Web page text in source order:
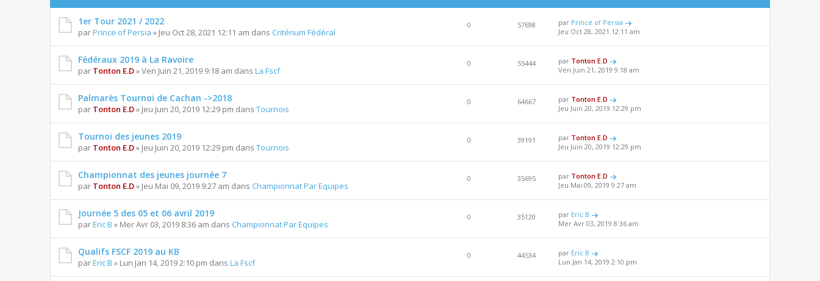
1er Tour 2021 / 2022
parPrince of Persia » Jeu Oct 28, 2021 12:11 am dans Critérium Fédéral
0 57698 par Prince of Persia
Jeu Oct 28, 2021 12:11 am
Fédéraux 2019 à La Ravoire
par Tonton E.D» Ven Juin 21, 2019 9:18 am dans La Fscf
0 55444 par Tonton E.D
Ven Juin 21, 2019 9:18 am
Palmarès Tournoi de Cachan ->2018
par Tonton E.D» Jeu Juin 20, 2019 12:29 pm dans Tournois
0 64667 par Tonton E.D
Jeu Juin 20, 2019 12:29 pm
Tournoi des jeunes 2019
par Tonton E.D» Jeu Juin 20, 2019 12:29 pm dans Tournois
0 39191 par Tonton E.D
Jeu Juin 20, 2019 12:29 pm
Championnat des jeunes journée 7
par Tonton E.D» Jeu Mai 09, 2019 9:27 am dans Championnat Par Equipes
0 35695 par Tonton E.D
Jeu Mai 09, 2019 9:27 am
Journée 5 des 05 et 06 avril 2019
parEric B » Mer Avr 03, 2019 8:36 am dans Championnat Par Equipes
0 35120 par Eric B
Mer Avr 03, 2019 8:36 am
Qualifs FSCF 2019 au KB
parEric B » Lun Jan 14, 2019 2:10 pm dans La Fscf
0 44534 par Eric B
Lun Jan 14, 2019 2:10 pm